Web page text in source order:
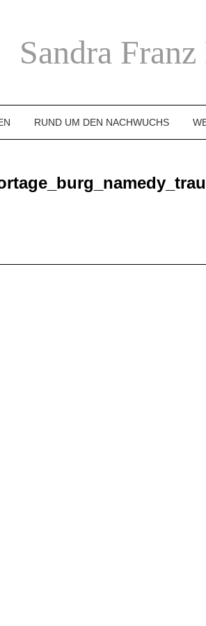
Sandra
RUND UM DEN NACHWUCHS